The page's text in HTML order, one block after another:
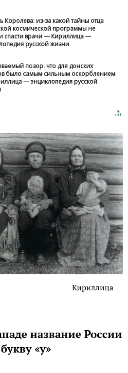
Королева: из-за какой тайны отца
космической программы не
спасти врачи — Кириллица —
русской жизни
позор: что для донских
было самым сильным оскорблением
— энциклопедия русской
Кириллица
название России
«у»